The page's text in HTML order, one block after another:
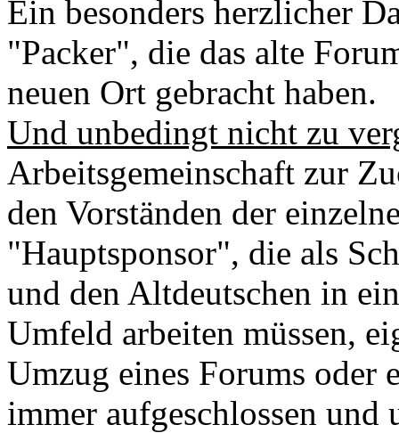
Ein besonders herzlicher
"Packer", die das alte
neuen Ort gebracht haben.
Und unbedingt nicht zu
Arbeitsgemeinschaft zur
den Vorständen der
"Hauptsponsor", die als
und den Altdeutschen in
Umfeld arbeiten müssen,
Umzug eines Forums oder
immer aufgeschlossen und